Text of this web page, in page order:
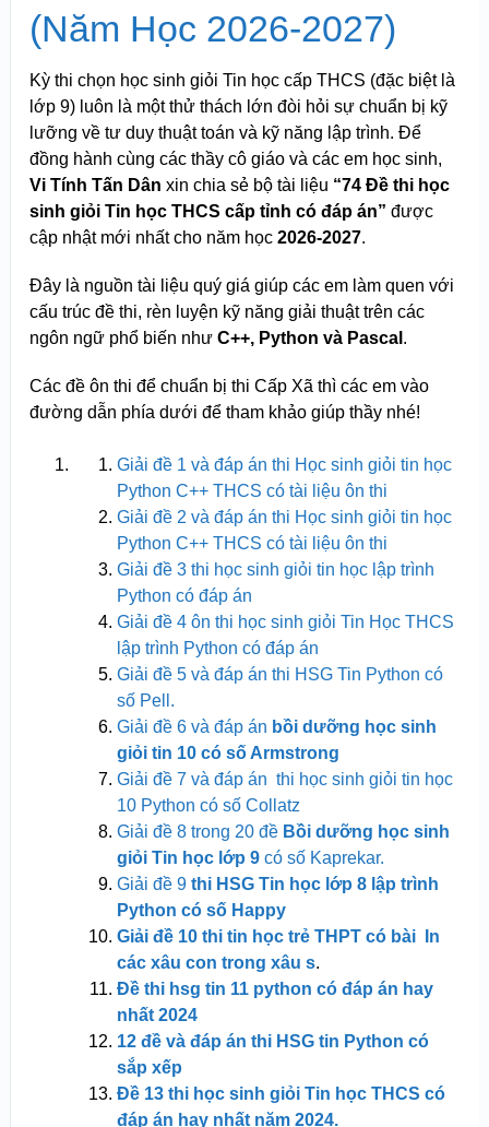
(Năm Học 2026-2027)
Kỳ thi chọn học sinh giỏi Tin học cấp THCS (đặc biệt là
lớp 9) luôn là một thử thách lớn đòi hỏi sự chuẩn bị kỹ
lưỡng về tư duy thuật toán và kỹ năng lập trình. Để
đồng hành cùng các thầy cô giáo và các em học sinh,
Vi Tính Tấn Dân xin chia sẻ bộ tài liệu “74 Đề thi học
sinh giỏi Tin học THCS cấp tỉnh có đáp án” được
cập nhật mới nhất cho năm học 2026-2027.
Đây là nguồn tài liệu quý giá giúp các em làm quen với
cấu trúc đề thi, rèn luyện kỹ năng giải thuật trên các
ngôn ngữ phổ biến như C++, Python và Pascal .
Các đề ôn thi để chuẩn bị thi Cấp Xã thì các em vào
đường dẫn phía dưới để tham khảo giúp thầy nhé!
Giải đề 1 và đáp án thi Học sinh giỏi tin học
Python C++ THCS có tài liệu ôn thi
Giải đề 2 và đáp án thi Học sinh giỏi tin học
Python C++ THCS có tài liệu ôn thi
Giải đề 3 thi học sinh giỏi tin học lập trình
Python có đáp án
Giải đề 4 ôn thi học sinh giỏi Tin Học THCS
lập trình Python có đáp án
Giải đề 5 và đáp án thi HSG Tin Python có
số Pell.
Giải đề 6 và đáp án bồi dưỡng học sinh
giỏi tin 10 có số Armstrong
Giải đề 7 và đáp án thi học sinh giỏi tin học
10 Python có số Collatz
Giải đề 8 trong 20 đề Bồi dưỡng học sinh
giỏi Tin học lớp 9có số Kaprekar.
Giải đề 9 thi HSG Tin học lớp 8 lập trình
Python có số Happy
Giải đề 10 thi tin học trẻ THPT có bài In
các xâu con trong xâu s.
Đề thi hsg tin 11 python có đáp án hay
nhất 2024
12 đề và đáp án thi HSG tin Python có
sắp xếp
Đề 13 thi học sinh giỏi Tin học THCS có
đáp án hay nhất năm 2024.